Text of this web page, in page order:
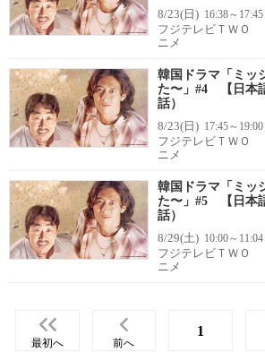
8/23(日) 16:38～17:45
フジテレビＴＷＯ
ニメ
韓国ドラマ「ミッ
た〜」#4 【日本
話）
8/23(日) 17:45～19:00
フジテレビＴＷＯ
ニメ
韓国ドラマ「ミッ
た〜」#5 【日本
話）
8/29(土) 10:00～11:04
フジテレビＴＷＯ
ニメ
最初へ 前へ
1